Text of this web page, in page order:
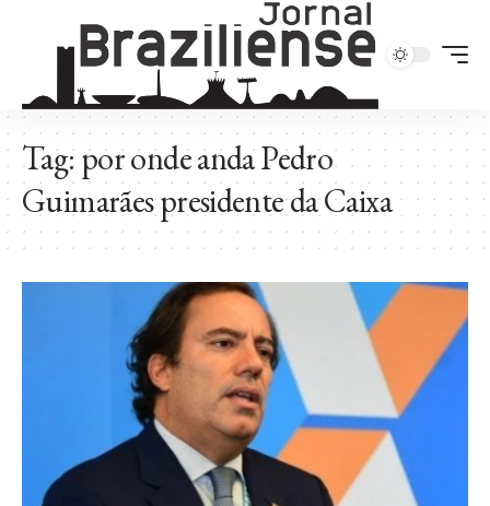
Tag:por onde anda Pedro
Guimarães presidente da Caixa